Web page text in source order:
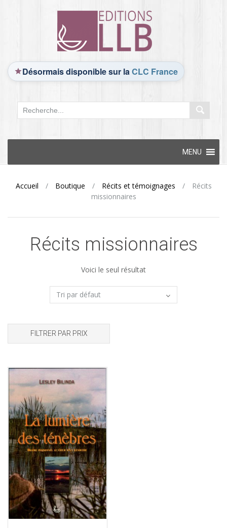
Désormais disponible sur laCLC France
content
MENU
Accueil / Boutique / Récits et témoignages /
Récits
missionnaires
Récits missionnaires
Voici le seul résultat
FILTRER PAR PRIX